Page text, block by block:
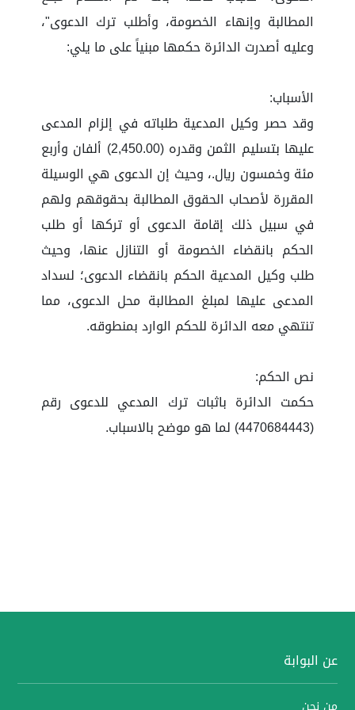
المطالبة وإنهاء الخصومة، وأطلب ترك الدعوى"،
وعليه أصدرت الدائرة حكمها مبنياً على ما يلي:
الأسباب:
وقد حصر وكيل المدعية طلباته في إلزام المدعى
عليها بتسليم الثمن وقدره (2,450.00) ألفان وأربع
مئة وخمسون ريال.، وحيث إن الدعوى هي الوسيلة
المقررة لأصحاب الحقوق المطالبة بحقوقهم ولهم
في سبيل ذلك إقامة الدعوى أو تركها أو طلب
الحكم بانقضاء الخصومة أو التنازل عنها، وحيث
طلب وكيل المدعية الحكم بانقضاء الدعوى؛ لسداد
المدعى عليها لمبلغ المطالبة محل الدعوى، مما
تنتهي معه الدائرة للحكم الوارد بمنطوقه.
نص الحكم:
حكمت الدائرة باثبات ترك المدعي للدعوى رقم
(4470684443) لما هو موضح بالاسباب.
عن البوابة